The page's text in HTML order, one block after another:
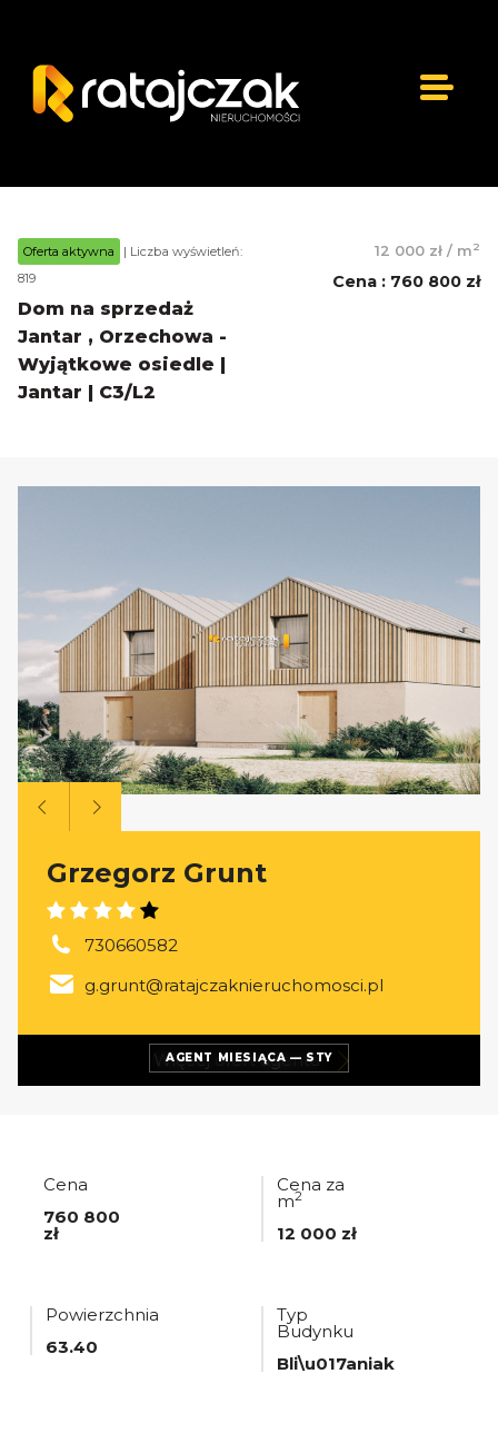
Oferta aktywna
| Liczba wyświetleń:
819
Dom na sprzedaż
Jantar , Orzechowa -
Wyjątkowe osiedle |
Jantar | C3/L2
12 000 zł / m2
Cena : 760 800 zł
AGENT MIESIĄCA — STY
Grzegorz Grunt
730660582
g.grunt@ratajczaknieruchomosci.pl
Więcej ofertagenta
Cena
760 800
zł
Cena za
m2
12 000 zł
Powierzchnia
63.40
Typ
Budynku
Bli\u017aniak